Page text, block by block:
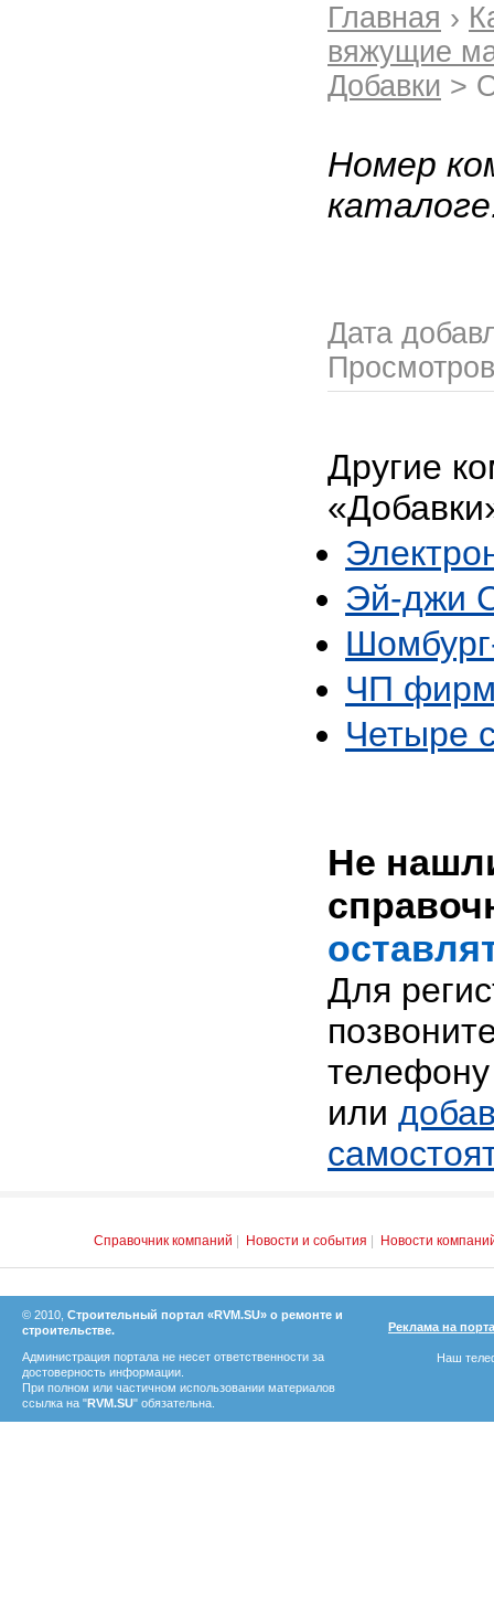
Главная ›
вяжущие
Добавки >
Номер
Дата
Другие
Эй-джи
ЧП
Четыре
Не
Для
или
Справочник компаний Новости и события Новости
© 2010, Строительный портал «RVM.SU» о ремонте и
строительстве.
Администрация портала не несет ответственности за
достоверность информации.
При полном или частичном использовании материалов
ссылка на "RVM.SU" обязательна.
Реклама на
Наш